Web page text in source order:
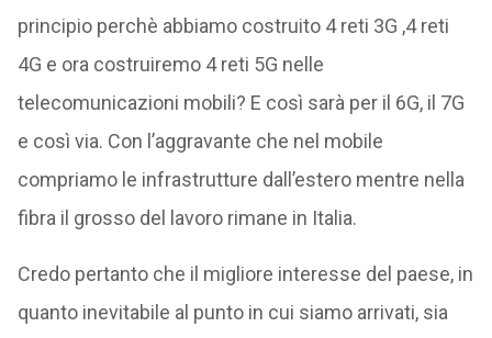
principio perchè abbiamo costruito 4 reti 3G ,4 reti
4G e ora costruiremo 4 reti 5G nelle
telecomunicazioni mobili? E così sarà per il 6G, il 7G
e così via. Con l’aggravante che nel mobile
compriamo le infrastrutture dall’estero mentre nella
fibra il grosso del lavoro rimane in Italia.
Credo pertanto che il migliore interesse del paese, in
quanto inevitabile al punto in cui siamo arrivati, sia